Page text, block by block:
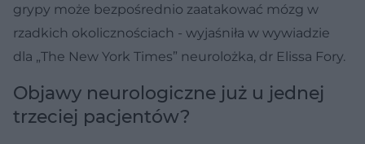
grypy może bezpośrednio zaatakować mózg w
rzadkich okolicznościach - wyjaśniła w wywiadzie
dla „The New York Times” neurolożka, dr Elissa Fory.
Objawy neurologiczne już u jednej
trzeciej pacjentów?